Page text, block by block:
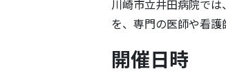
川崎市立井田病院で
を、専門の医師や看護
開催日時